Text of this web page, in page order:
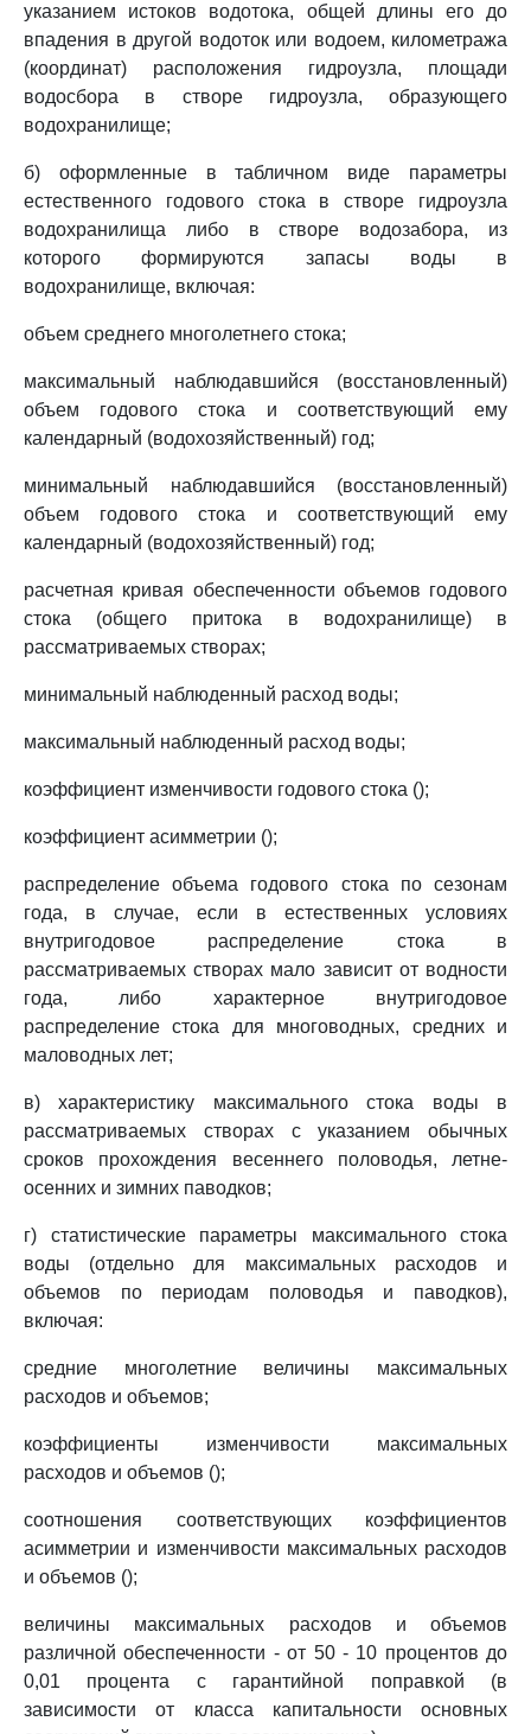
указанием истоков водотока, общей длины его до
впадения в другой водоток или водоем, километража
(координат) расположения гидроузла, площади
водосбора в створе гидроузла, образующего
водохранилище;
б) оформленные в табличном виде параметры
естественного годового стока в створе гидроузла
водохранилища либо в створе водозабора, из
которого формируются запасы воды в
водохранилище, включая:
объем среднего многолетнего стока;
максимальный наблюдавшийся (восстановленный)
объем годового стока и соответствующий ему
календарный (водохозяйственный) год;
минимальный наблюдавшийся (восстановленный)
объем годового стока и соответствующий ему
календарный (водохозяйственный) год;
расчетная кривая обеспеченности объемов годового
стока (общего притока в водохранилище) в
рассматриваемых створах;
минимальный наблюденный расход воды;
максимальный наблюденный расход воды;
коэффициент изменчивости годового стока ();
коэффициент асимметрии ();
распределение объема годового стока по сезонам
года, в случае, если в естественных условиях
внутригодовое распределение стока в
рассматриваемых створах мало зависит от водности
года, либо характерное внутригодовое
распределение стока для многоводных, средних и
маловодных лет;
в) характеристику максимального стока воды в
рассматриваемых створах с указанием обычных
сроков прохождения весеннего половодья, летне-
осенних и зимних паводков;
г) статистические параметры максимального стока
воды (отдельно для максимальных расходов и
объемов по периодам половодья и паводков),
включая:
средние многолетние величины максимальных
расходов и объемов;
коэффициенты изменчивости максимальных
расходов и объемов ();
соотношения соответствующих коэффициентов
асимметрии и изменчивости максимальных расходов
и объемов ();
величины максимальных расходов и объемов
различной обеспеченности - от 50 - 10 процентов до
0,01 процента с гарантийной поправкой (в
зависимости от класса капитальности основных